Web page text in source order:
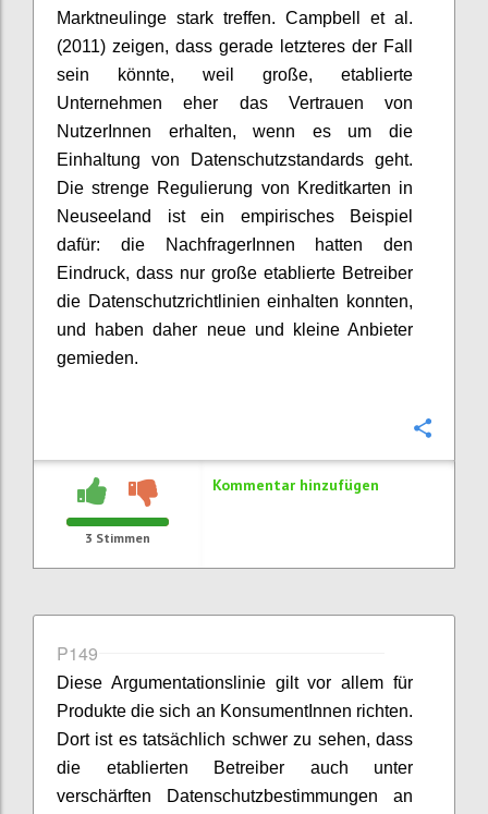
Marktneulinge stark treffen. Campbell et al.
(2011) zeigen, dass gerade letzteres der Fall
sein könnte, weil große, etablierte
Unternehmen eher das Vertrauen von
NutzerInnen erhalten, wenn es um die
Einhaltung von Datenschutzstandards geht.
Die strenge Regulierung von Kreditkarten in
Neuseeland ist ein empirisches Beispiel
dafür: die NachfragerInnen hatten den
Eindruck, dass nur große etablierte Betreiber
die Datenschutzrichtlinien einhalten konnten,
und haben daher neue und kleine Anbieter
gemieden.
3 Stimmen
Kommentar hinzufügen
P149
Diese Argumentationslinie gilt vor allem für
Produkte die sich an KonsumentInnen richten.
Dort ist es tatsächlich schwer zu sehen, dass
die etablierten Betreiber auch unter
verschärften Datenschutzbestimmungen an